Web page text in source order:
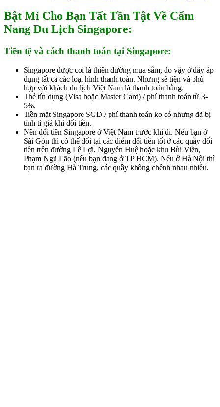
Bật Mí Cho Bạn Tất Tần Tật Về Cẩm
Nang Du Lịch Singapore:
Tiền tệ và cách thanh toán tại Singapore:
Singapore được coi là thiên đường mua sắm, do vậy ở đây áp
dụng tất cả các loại hình thanh toán. Nhưng sẽ tiện và phù
hợp với khách du lịch Việt Nam là thanh toán bằng:
Thẻ tín dụng (Visa hoặc Master Card) / phí thanh toán từ 3-
5%.
Tiền mặt Singapore SGD / phí thanh toán ko có nhưng đã bị
tính tỉ giá khi đổi tiền.
Nên đổi tiền Singapore ở Việt Nam trước khi đi. Nếu bạn ở
Sài Gòn thì có thể đổi tại các điểm đổi tiền tốt ở các quầy đổi
tiền trên đường Lê Lợi, Nguyễn Huệ hoặc khu Bùi Viện,
Phạm Ngũ Lão (nếu bạn đang ở TP HCM). Nếu ở Hà Nội thì
bạn ra đường Hà Trung, các quầy không chênh nhau nhiều.